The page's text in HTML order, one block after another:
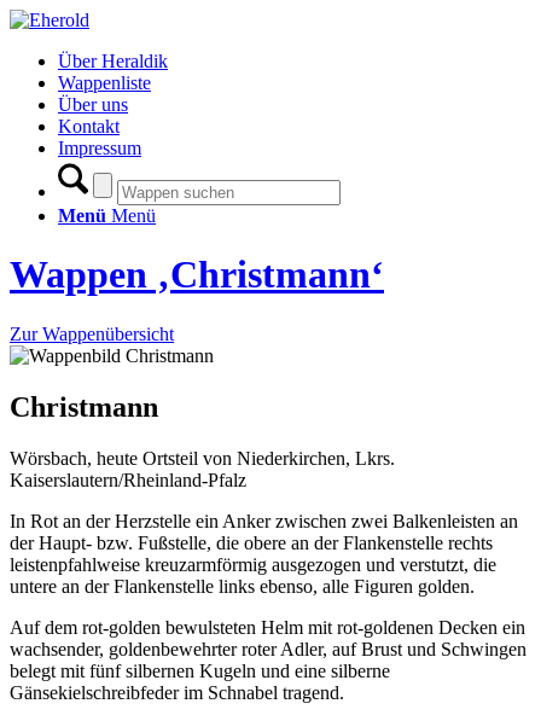
Über Heraldik
Wappenliste
Über uns
Kontakt
Impressum
Menü Menü
Wappen ‚Christmann‘
Zur Wappenübersicht
Christmann
Wörsbach, heute Ortsteil von Niederkirchen, Lkrs.
Kaiserslautern/Rheinland-Pfalz
In Rot an der Herzstelle ein Anker zwischen zwei Balkenleisten an
der Haupt- bzw. Fußstelle, die obere an der Flankenstelle rechts
leistenpfahlweise kreuzarmförmig ausgezogen und verstutzt, die
untere an der Flankenstelle links ebenso, alle Figuren golden.
Auf dem rot-golden bewulsteten Helm mit rot-goldenen Decken ein
wachsender, goldenbewehrter roter Adler, auf Brust und Schwingen
belegt mit fünf silbernen Kugeln und eine silberne
Gänsekielschreibfeder im Schnabel tragend.